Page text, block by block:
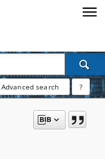
Advanced search ?